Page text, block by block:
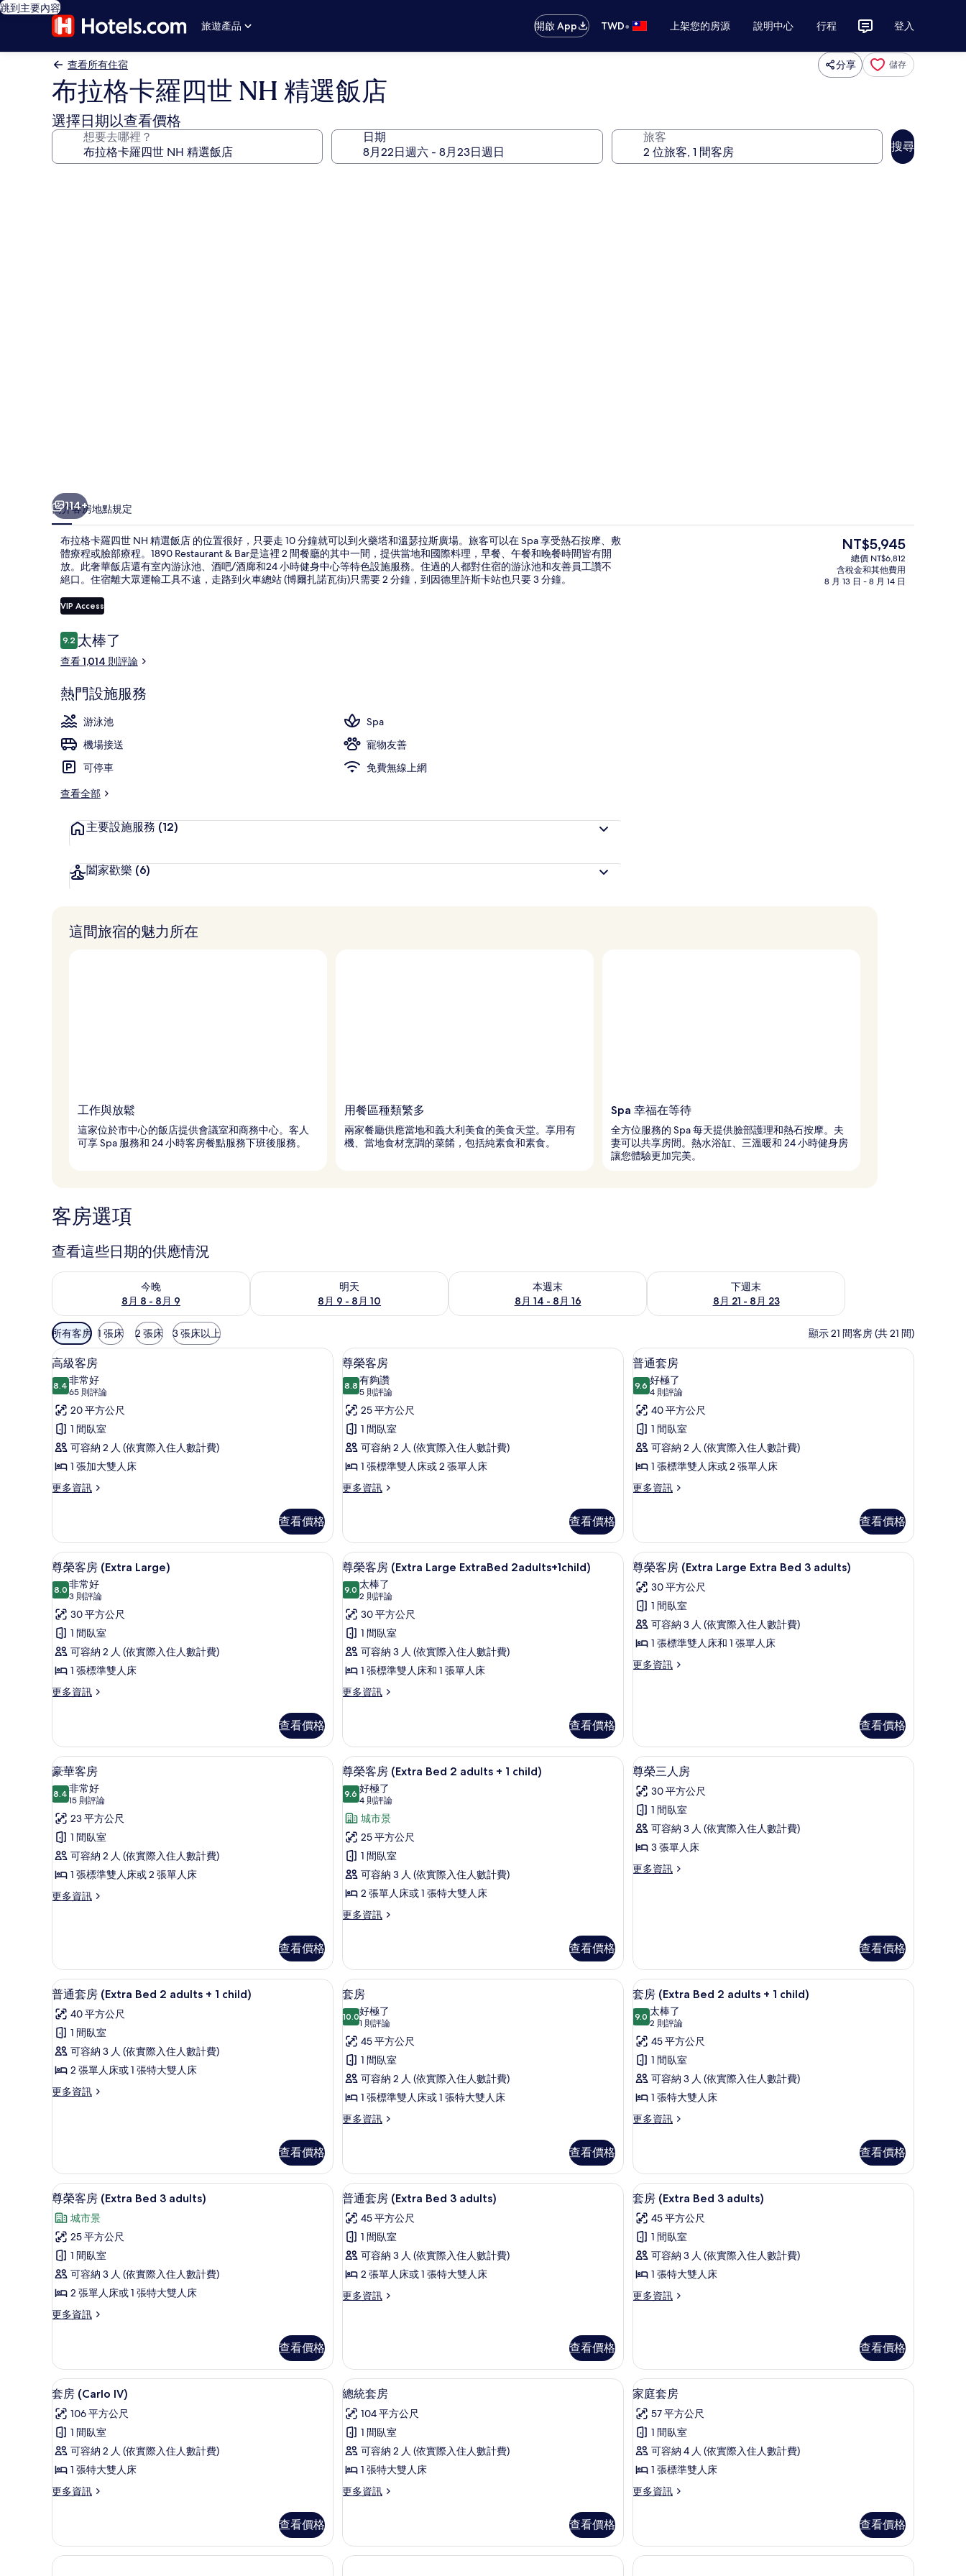
跳到主要內容
旅遊產品
開啟 App TWD• 上架您的房源 說明中心 行程 登入
查看所有住宿 分享 儲存
布拉格卡羅四世 NH 精選飯店
選擇日期以查看價格
想要去哪裡？ 日期 旅客
搜尋
片
集
大廳
114+
簡介客房地點規定
布拉格卡羅四世 NH 精選飯店 的位置很好，只要走 10 分鐘就可以到火藥塔和溫瑟拉斯廣場。旅客可以在 Spa 享受熱石按摩、敷
體療程或臉部療程。1890 Restaurant & Bar是這裡 2 間餐廳的其中一間，提供當地和國際料理，早餐、午餐和晚餐時間皆有開
放。此奢華飯店還有室內游泳池、酒吧/酒廊和24 小時健身中心等特色設施服務。住過的人都對住宿的游泳池和友善員工讚不
絕口。住宿離大眾運輸工具不遠，走路到火車總站 (博爾扎諾瓦街)只需要 2 分鐘，到因德里許斯卡站也只要 3 分鐘。
VIP Access
評
論
9.29.2 分，滿分 10 分，
太棒了
查看 1,014 則評論
熱門設施服務
游泳池
Spa
機場接送
寵物友善
可停車
免費無線上網
查看全部
主要設施服務 (12)
闔家歡樂 (6)
目
的
價
NT$5,945
總價 NT$6,812
含稅金和其他費用
8 月 13 日 - 8 月 14 日
這間旅宿的魅力所在
工作與放鬆
這家位於市中心的飯店提供會議室和商務中心。客人
可享 Spa 服務和 24 小時客房餐點服務下班後服務。
用餐區種類繁多
兩家餐廳供應當地和義大利美食的美食天堂。享用有
機、當地食材烹調的菜餚，包括純素食和素食。
Spa 幸福在等待
全方位服務的 Spa 每天提供臉部護理和熱石按摩。夫
妻可以共享房間。熱水浴缸、三溫暖和 24 小時健身房
讓您體驗更加完美。
客房選項
查看這些日期的供應情況
今晚
8月 8 - 8月 9
查看今晚 (8月 8 - 8月 9) 的供應情況
明天
8月 9 - 8月 10
查看明天 (8月 9 - 8月 10) 的供應情況
本週末
8月 14 - 8月 16
查看本週末 (8月 14 - 8月 16) 的供應情況
下週末
8月 21 - 8月 23
查看下週末 (8月 21 - 8月 23) 的供應情況
可
用
的
客
房
篩
選
條
件
所有客房 1 張床 2 張床 3 張床以上 顯示 21 間客房 (共 21 間)
顯
示
高
級
客
房
的
所
片
高級客房 | 1 間臥室、高級寢具、Select Comfort 床墊、迷你吧
7
高級客房
8.48.4 分，滿分 10 分
非常好
65 則評論
(65
則
評
論)
20 平方公尺
1 間臥室
可容納 2 人 (依實際入住人數計費)
1 張加大雙人床
更多資訊
更
客
房
的
詳
情
查看價格
顯
示
尊
榮
客
房
的
所
片
1 間臥室、高級寢具、Select Comfort 床墊、迷你吧
18
尊榮客房
8.88.8 分，滿分 10 分
有夠讚
5 則評論
(5
則
評
論)
25 平方公尺
1 間臥室
可容納 2 人 (依實際入住人數計費)
1 張標準雙人床或 2 張單人床
更多資訊
更
客
房
的
詳
情
查看價格
顯
示
普
通
套
房
的
所
片
1 間臥室、高級寢具、Select Comfort 床墊、
8
普通套房
9.69.6 分，滿分 10 分
好極了
4 則評論
(4
則
評
論)
40 平方公尺
1 間臥室
可容納 2 人 (依實際入住人數計費)
1 張標準雙人床或 2 張單人床
更多資訊
更
套
房
的
詳
情
查看價格
顯
示
尊
榮
客
房
(Extra
Large)
有
相
片
1 間臥室、高級寢具、Select Comfort 床墊、迷你吧
7
尊榮客房 (Extra Large)
8.08.0 分，滿分 10 分
非常好
3 則評論
(3
則
評
論)
30 平方公尺
1 間臥室
可容納 2 人 (依實際入住人數計費)
1 張標準雙人床
更多資訊
更
客
房
(Extra
Large)
的
情
查看價格
顯
示
尊
榮
客
房
(Extra
Large
的
所
有
相
片
1 間臥室、高級寢具、Select Comfort 床墊、迷你吧
7
尊榮客房 (Extra Large ExtraBed 2adults+1child)
9.09.0 分，滿分 10 分
太棒了
2 則評論
(2
則
評
論)
30 平方公尺
1 間臥室
可容納 3 人 (依實際入住人數計費)
1 張標準雙人床和 1 張單人床
更多資訊
更
客
房
(Extra
Large
ExtraBed
2adults+1child)
的
詳
情
查看價格
顯
示
尊
榮
客
(Extra
3
adults)
的
所
有
相
片
1 間臥室、高級寢具、Select Comfort 床墊、
7
尊榮客房 (Extra Large Extra Bed 3 adults)
30 平方公尺
1 間臥室
可容納 3 人 (依實際入住人數計費)
1 張標準雙人床和 1 張單人床
更多資訊
更
(Extra
Large
Extra
Bed
3
adults)
的
詳
情
查看價格
顯
示
豪
華
客
房
的
所
豪華客房 | 1 間臥室、高級寢具、Select Comfort 床墊、迷你吧
13
豪華客房
8.48.4 分，滿分 10 分
非常好
15 則評論
(15
則
評
論)
23 平方公尺
1 間臥室
可容納 2 人 (依實際入住人數計費)
1 張標準雙人床或 2 張單人床
更多資訊
更
房
的
詳
情
查看價格
顯
示
尊
榮
客
房
(Extra
Bed
2
adults
1
child)
的
所
有
相
片
1 間臥室、高級寢具、Select Comfort 床墊、迷你吧
15
尊榮客房 (Extra Bed 2 adults + 1 child)
9.69.6 分，滿分 10 分
好極了
4 則評論
(4
則
評
論)
城市景
25 平方公尺
1 間臥室
可容納 3 人 (依實際入住人數計費)
2 張單人床或 1 張特大雙人床
更多資訊
更
客
房
(Extra
2
adults
+
child)
的
詳
查看價格
顯
示
尊
榮
三
房
片
尊榮三人房 | 1 間臥室、高級寢具、Select
6
尊榮三人房
30 平方公尺
1 間臥室
可容納 3 人 (依實際入住人數計費)
3 張單人床
更多資訊
更
的
詳
情
查看價格
顯
示
普
通
套
(Extra
+
child)
的
所
有
相
片
1 間臥室、高級寢具、Select Comfort 床墊、迷你吧
8
普通套房 (Extra Bed 2 adults + 1 child)
40 平方公尺
1 間臥室
可容納 3 人 (依實際入住人數計費)
2 張單人床或 1 張特大雙人床
更多資訊
更
(Extra
Bed
2
adults
+
child)
的
詳
查看價格
顯
示
套
房
的
所
有
相
50-吋LED 液晶電視、衛星頻道、智慧型電視、付費電影
7
套房
10.010.0 分，滿分 10 分
好極了
1 則評論
(1
則
評
論)
45 平方公尺
1 間臥室
可容納 2 人 (依實際入住人數計費)
1 張標準雙人床或 1 張特大雙人床
更多資訊
更
的
詳
情
查看價格
顯
示
套
房
(Extra
Bed
2
adults
+
的
所
有
相
片
50-吋LED 液晶電視、衛星頻道、智慧型電視
6
套房 (Extra Bed 2 adults + 1 child)
9.09.0 分，滿分 10 分
太棒了
2 則評論
(2
則
評
論)
45 平方公尺
1 間臥室
可容納 3 人 (依實際入住人數計費)
1 張特大雙人床
更多資訊
更
(Extra
Bed
2
adults
+
child)
的
詳
查看價格
顯
示
尊
榮
客
房
(Extra
Bed
的
所
有
相
片
1 間臥室、高級寢具、Select Comfort 床墊、迷你吧
14
尊榮客房 (Extra Bed 3 adults)
城市景
25 平方公尺
1 間臥室
可容納 3 人 (依實際入住人數計費)
2 張單人床或 1 張特大雙人床
更多資訊
更
客
房
(Extra
3
adults)
的
詳
情
查看價格
顯
示
普
通
套
(Extra
的
所
有
相
片
1 間臥室、高級寢具、Select Comfort 床墊、迷你吧
8
普通套房 (Extra Bed 3 adults)
45 平方公尺
1 間臥室
可容納 3 人 (依實際入住人數計費)
2 張單人床或 1 張特大雙人床
更多資訊
更
房
(Extra
Bed
3
adults)
的
詳
情
查看價格
顯
示
套
房
(Extra
Bed
3
有
相
片
50-吋LED 液晶電視、衛星頻道、智慧型電視
6
套房 (Extra Bed 3 adults)
45 平方公尺
1 間臥室
可容納 3 人 (依實際入住人數計費)
1 張特大雙人床
更多資訊
更
Bed
adults)
的
詳
情
查看價格
顯
示
套
房
(Carlo
IV)
的
相
片
套房 (Carlo IV) | 1 間臥室、高級寢具、Select Comfort 床墊、迷你吧
9
套房 (Carlo IV)
106 平方公尺
1 間臥室
可容納 2 人 (依實際入住人數計費)
1 張特大雙人床
更多資訊
更
(Carlo
IV)
的
查看價格
顯
示
總
統
套
的
有
相
1 間臥室、高級寢具、Select Comfort 床墊、迷你吧
9
總統套房
104 平方公尺
1 間臥室
可容納 2 人 (依實際入住人數計費)
1 張特大雙人床
更多資訊
更
套
房
的
查看價格
顯
示
家
庭
套
的
有
相
1 間臥室、高級寢具、Select Comfort 床墊、
6
家庭套房
57 平方公尺
1 間臥室
可容納 4 人 (依實際入住人數計費)
1 張標準雙人床
更多資訊
更
套
房
的
查看價格